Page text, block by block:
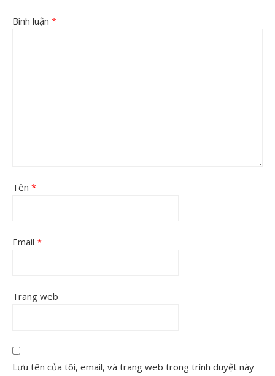
Bình luận *
Tên *
Email *
Trang web
Lưu tên của tôi, email, và trang web trong trình duyệt này